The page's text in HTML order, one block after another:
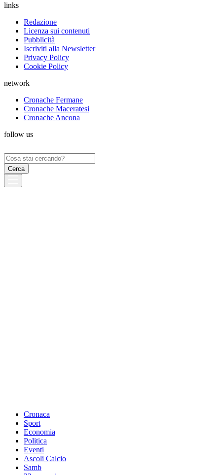
links
Redazione
Licenza sui contenuti
Pubblicità
Iscriviti alla Newsletter
Privacy Policy
Cookie Policy
network
Cronache Fermane
Cronache Maceratesi
Cronache Ancona
follow us
Ricerca
per:
Cronaca
Sport
Economia
Politica
Eventi
Ascoli Calcio
Samb